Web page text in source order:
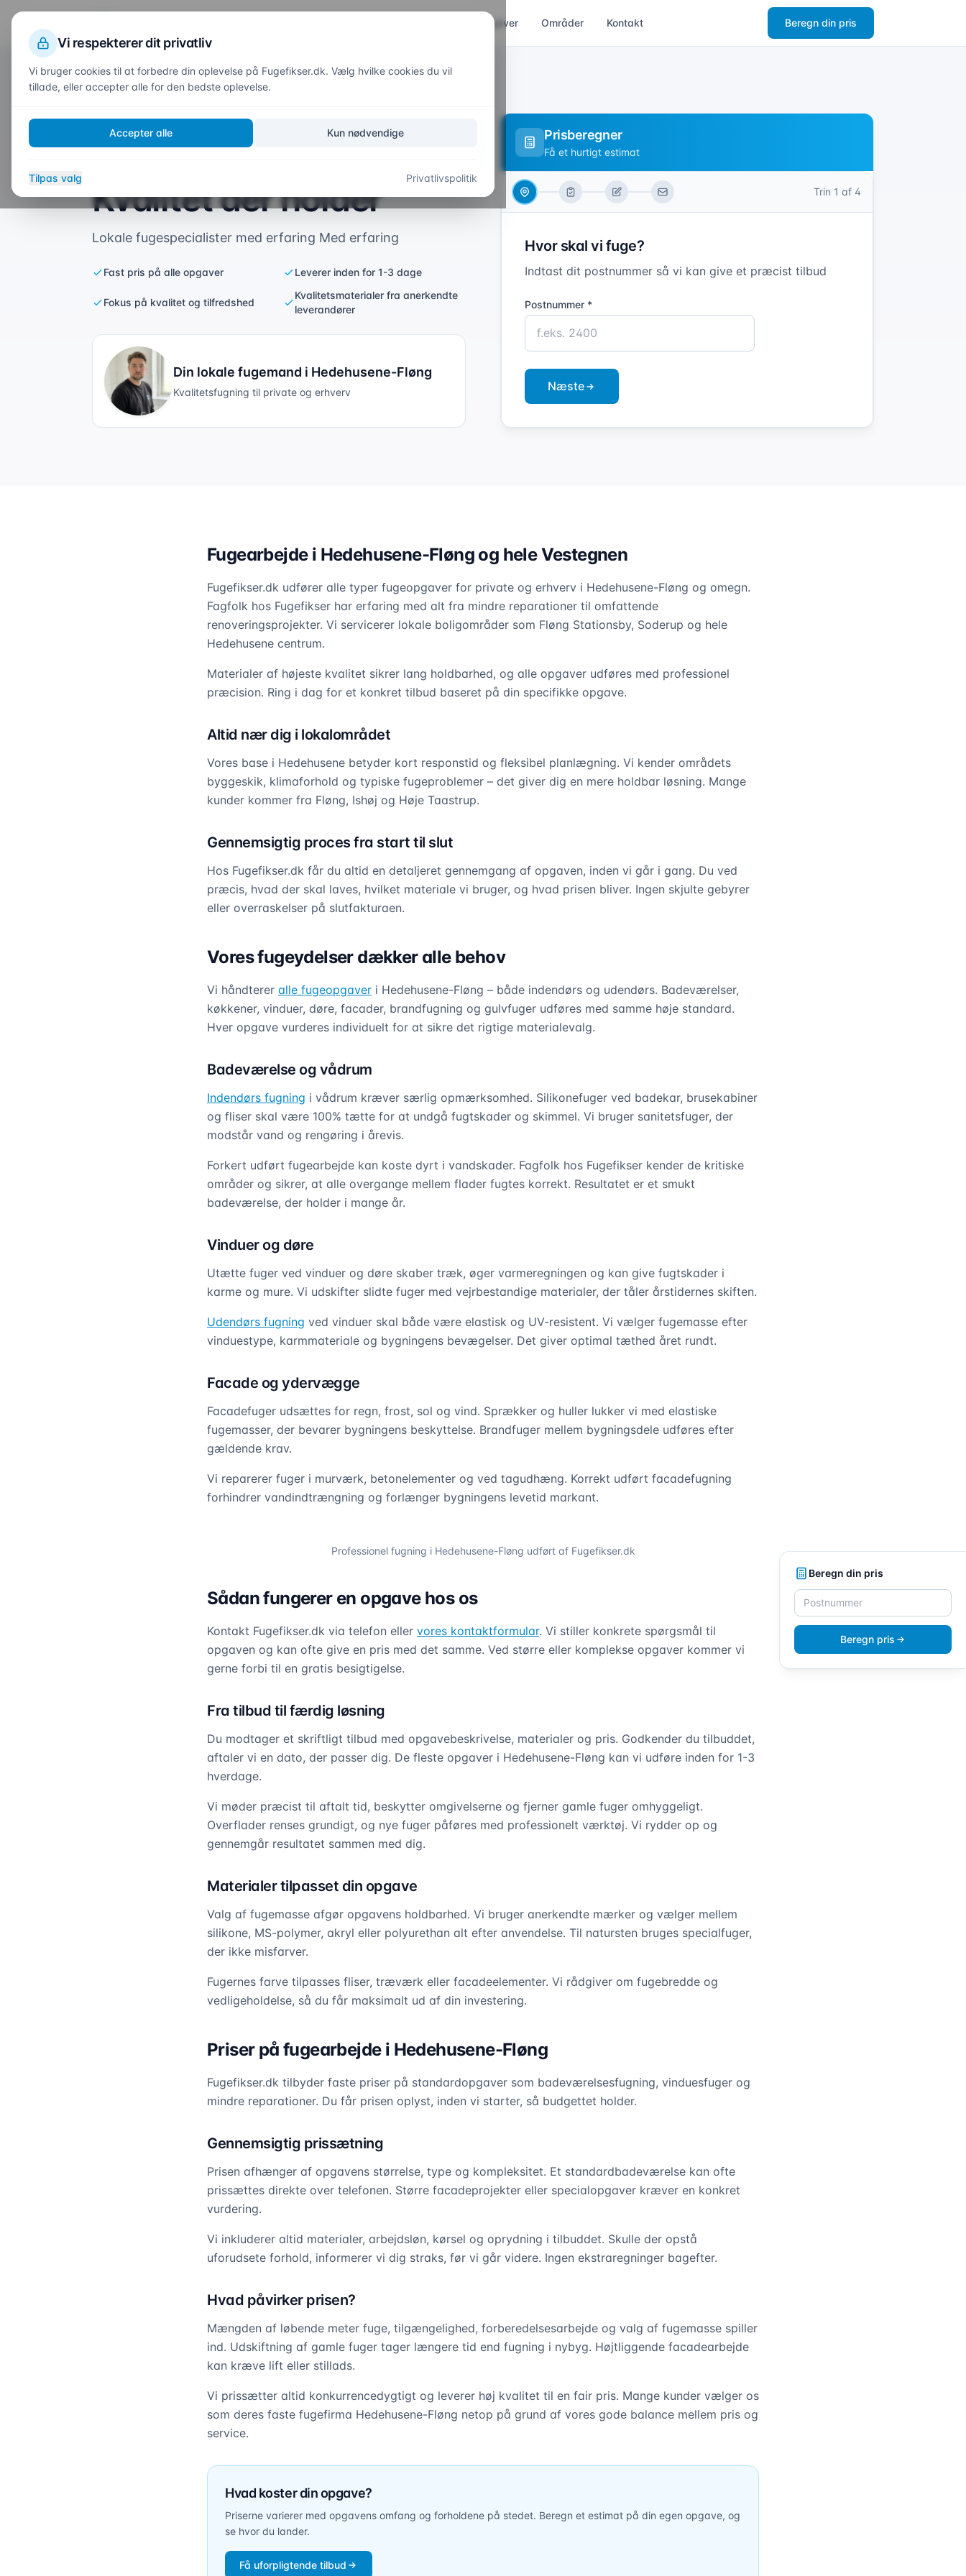
Opgaver Områder Kontakt Beregn din pris
Beregn din pris
Beregn pris
Forside/ Områder/Hedehusene-Fløng
Fugefirma i
Hedehusene-Fløng –
Kvalitet der holder
Lokale fugespecialister med erfaring Med erfaring
Fast pris på alle opgaver Leverer inden for 1-3 dage
Fokus på kvalitet og tilfredshed
Kvalitetsmaterialer fra anerkendte
leverandører
Din lokale fugemand i Hedehusene-Fløng
Kvalitetsfugning til private og erhverv
Prisberegner
Få et hurtigt estimat
Trin 1 af 4
Hvor skal vi fuge?
Indtast dit postnummer så vi kan give et præcist tilbud
Postnummer *
Næste
Fugearbejde i Hedehusene-Fløng og hele Vestegnen
Fugefikser.dk udfører alle typer fugeopgaver for private og erhverv i Hedehusene-Fløng og omegn.
Fagfolk hos Fugefikser har erfaring med alt fra mindre reparationer til omfattende
renoveringsprojekter. Vi servicerer lokale boligområder som Fløng Stationsby, Soderup og hele
Hedehusene centrum.
Materialer af højeste kvalitet sikrer lang holdbarhed, og alle opgaver udføres med professionel
præcision. Ring i dag for et konkret tilbud baseret på din specifikke opgave.
Altid nær dig i lokalområdet
Vores base i Hedehusene betyder kort responstid og fleksibel planlægning. Vi kender områdets
byggeskik, klimaforhold og typiske fugeproblemer – det giver dig en mere holdbar løsning. Mange
kunder kommer fra Fløng, Ishøj og Høje Taastrup.
Gennemsigtig proces fra start til slut
Hos Fugefikser.dk får du altid en detaljeret gennemgang af opgaven, inden vi går i gang. Du ved
præcis, hvad der skal laves, hvilket materiale vi bruger, og hvad prisen bliver. Ingen skjulte gebyrer
eller overraskelser på slutfakturaen.
Vores fugeydelser dækker alle behov
Vi håndterer alle fugeopgaver i Hedehusene-Fløng – både indendørs og udendørs. Badeværelser,
køkkener, vinduer, døre, facader, brandfugning og gulvfuger udføres med samme høje standard.
Hver opgave vurderes individuelt for at sikre det rigtige materialevalg.
Badeværelse og vådrum
Indendørs fugning i vådrum kræver særlig opmærksomhed. Silikonefuger ved badekar, brusekabiner
og fliser skal være 100% tætte for at undgå fugtskader og skimmel. Vi bruger sanitetsfuger, der
modstår vand og rengøring i årevis.
Forkert udført fugearbejde kan koste dyrt i vandskader. Fagfolk hos Fugefikser kender de kritiske
områder og sikrer, at alle overgange mellem flader fugtes korrekt. Resultatet er et smukt
badeværelse, der holder i mange år.
Vinduer og døre
Utætte fuger ved vinduer og døre skaber træk, øger varmeregningen og kan give fugtskader i
karme og mure. Vi udskifter slidte fuger med vejrbestandige materialer, der tåler årstidernes skiften.
Udendørs fugning ved vinduer skal både være elastisk og UV-resistent. Vi vælger fugemasse efter
vinduestype, karmmateriale og bygningens bevægelser. Det giver optimal tæthed året rundt.
Facade og ydervægge
Facadefuger udsættes for regn, frost, sol og vind. Sprækker og huller lukker vi med elastiske
fugemasser, der bevarer bygningens beskyttelse. Brandfuger mellem bygningsdele udføres efter
gældende krav.
Vi reparerer fuger i murværk, betonelementer og ved tagudhæng. Korrekt udført facadefugning
forhindrer vandindtrængning og forlænger bygningens levetid markant.
Professionel fugning i Hedehusene-Fløng udført af Fugefikser.dk
Sådan fungerer en opgave hos os
Kontakt Fugefikser.dk via telefon eller vores kontaktformular. Vi stiller konkrete spørgsmål til
opgaven og kan ofte give en pris med det samme. Ved større eller komplekse opgaver kommer vi
gerne forbi til en gratis besigtigelse.
Fra tilbud til færdig løsning
Du modtager et skriftligt tilbud med opgavebeskrivelse, materialer og pris. Godkender du tilbuddet,
aftaler vi en dato, der passer dig. De fleste opgaver i Hedehusene-Fløng kan vi udføre inden for 1-3
hverdage.
Vi møder præcist til aftalt tid, beskytter omgivelserne og fjerner gamle fuger omhyggeligt.
Overflader renses grundigt, og nye fuger påføres med professionelt værktøj. Vi rydder op og
gennemgår resultatet sammen med dig.
Materialer tilpasset din opgave
Valg af fugemasse afgør opgavens holdbarhed. Vi bruger anerkendte mærker og vælger mellem
silikone, MS-polymer, akryl eller polyurethan alt efter anvendelse. Til natursten bruges specialfuger,
der ikke misfarver.
Fugernes farve tilpasses fliser, træværk eller facadeelementer. Vi rådgiver om fugebredde og
vedligeholdelse, så du får maksimalt ud af din investering.
Priser på fugearbejde i Hedehusene-Fløng
Fugefikser.dk tilbyder faste priser på standardopgaver som badeværelsesfugning, vinduesfuger og
mindre reparationer. Du får prisen oplyst, inden vi starter, så budgettet holder.
Gennemsigtig prissætning
Prisen afhænger af opgavens størrelse, type og kompleksitet. Et standardbadeværelse kan ofte
prissættes direkte over telefonen. Større facadeprojekter eller specialopgaver kræver en konkret
vurdering.
Vi inkluderer altid materialer, arbejdsløn, kørsel og oprydning i tilbuddet. Skulle der opstå
uforudsete forhold, informerer vi dig straks, før vi går videre. Ingen ekstraregninger bagefter.
Hvad påvirker prisen?
Mængden af løbende meter fuge, tilgængelighed, forberedelsesarbejde og valg af fugemasse spiller
ind. Udskiftning af gamle fuger tager længere tid end fugning i nybyg. Højtliggende facadearbejde
kan kræve lift eller stillads.
Vi prissætter altid konkurrencedygtigt og leverer høj kvalitet til en fair pris. Mange kunder vælger os
som deres faste fugefirma Hedehusene-Fløng netop på grund af vores gode balance mellem pris og
service.
Hvad koster din opgave?
Priserne varierer med opgavens omfang og forholdene på stedet. Beregn et estimat på din egen opgave, og
se hvor du lander.
Få uforpligtende tilbud
Vi respekterer dit privatliv
Vi bruger cookies til at forbedre din oplevelse på Fugefikser.dk. Vælg hvilke cookies du vil
tillade, eller accepter alle for den bedste oplevelse.
Accepter alle Kun nødvendige
Tilpas valg Privatlivspolitik